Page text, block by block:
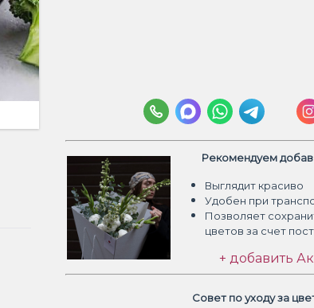
Рекомендуем
Выглядит красиво
Удобен при
Позволяет
цветов за счет
+ добавить
Совет по уходу за